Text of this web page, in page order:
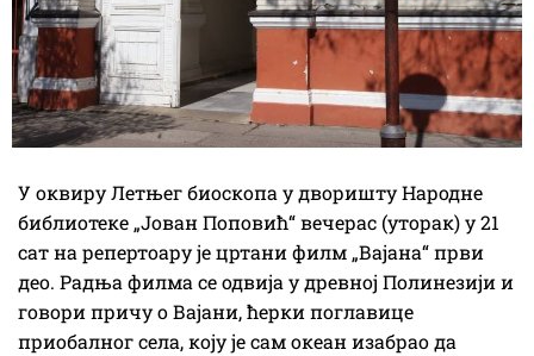
У оквиру Летњег биоскопа у дворишту Народне
библиотеке „Јован Поповић“ вечерас (уторак) у 21
сат на репертоару је цртани филм „Вајана“ први
део. Радња филма се одвија у древној Полинезији и
говори причу о Вајани, ћерки поглавице
приобалног села, коју је сам океан изабрао да